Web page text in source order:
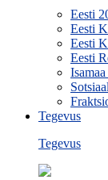
Eesti
Eesti
Eesti
Eesti
Tegevus
Tegevus